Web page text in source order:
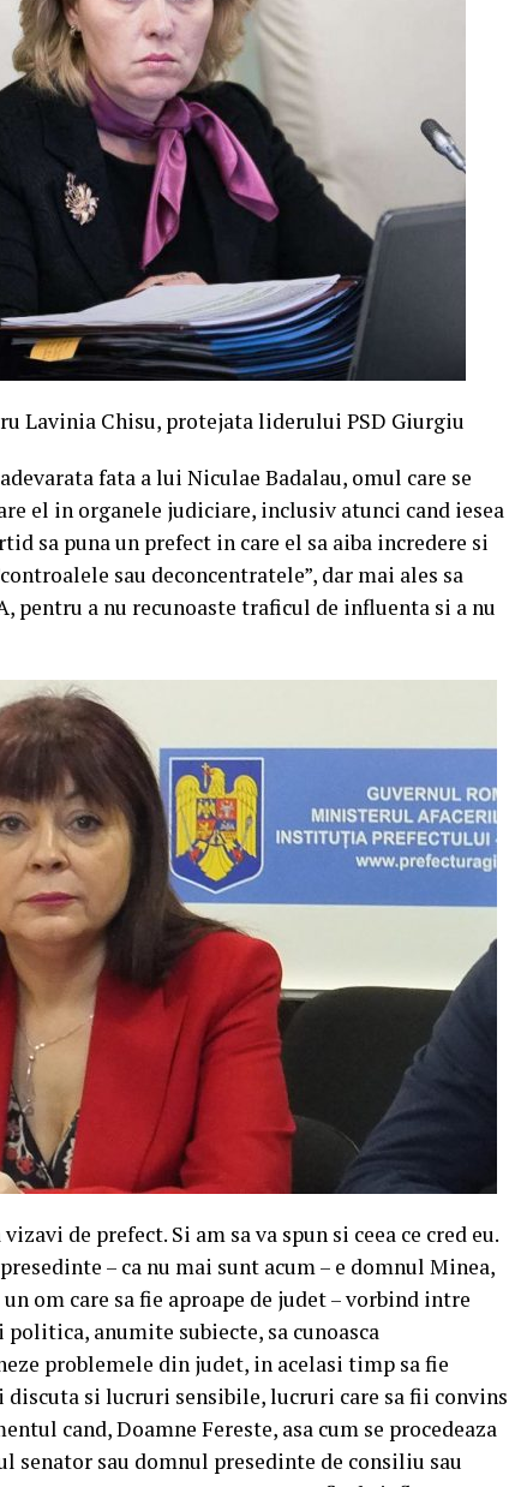
Lavinia Chisu, protejata liderului PSD Giurgiu
fata a lui Niculae Badalau, omul care se
el in organele judiciare, inclusiv atunci cand iesea
sa puna un prefect in care el sa aiba incredere si
sau deconcentratele”, dar mai ales sa
pentru a nu recunoaste traficul de influenta si a nu
de prefect. Si am sa va spun si ceea ce cred eu.
– ca nu mai sunt acum – e domnul Minea,
om care sa fie aproape de judet – vorbind intre
anumite subiecte, sa cunoasca
problemele din judet, in acelasi timp sa fie
si lucruri sensibile, lucruri care sa fii convins
cand, Doamne Fereste, asa cum se procedeaza
senator sau domnul presedinte de consiliu sau